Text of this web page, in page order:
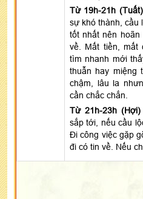
Từ 19h-21h
sự khó thành, cầu
tốt nhất nên
về. Mất tiền, mất
tìm nhanh mới
thuẫn hay miệng
chậm, lâu la
cần chắc chắn.
Từ 21h-23h
sắp tới, nếu cầu
Đi công việc gặp
đi có tin về. Nếu